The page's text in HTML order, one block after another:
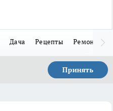
Дача Рецепты Ремонт
Принять